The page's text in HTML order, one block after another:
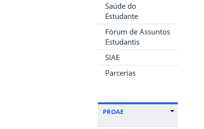
Saúde do
Estudante
Fórum de Assuntos
Estudantis
SIAE
Parcerias
PROAE